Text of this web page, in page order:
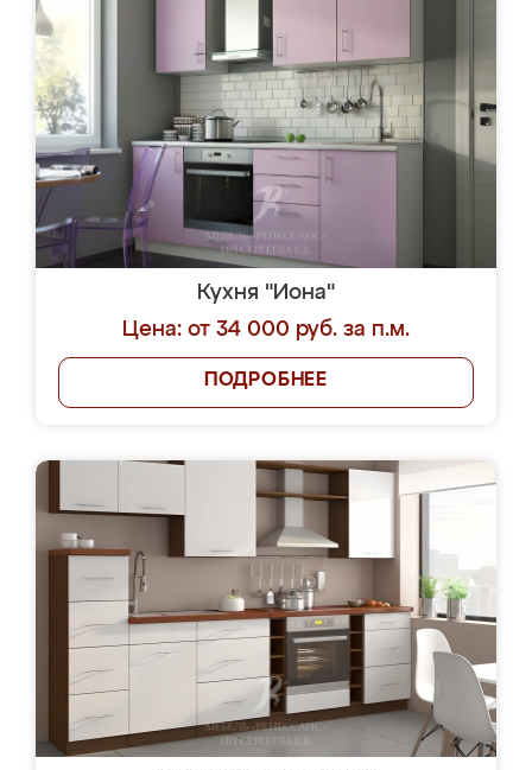
Кухня "Иона"
Цена: от 34 000 руб. за п.м.
ПОДРОБНЕЕ